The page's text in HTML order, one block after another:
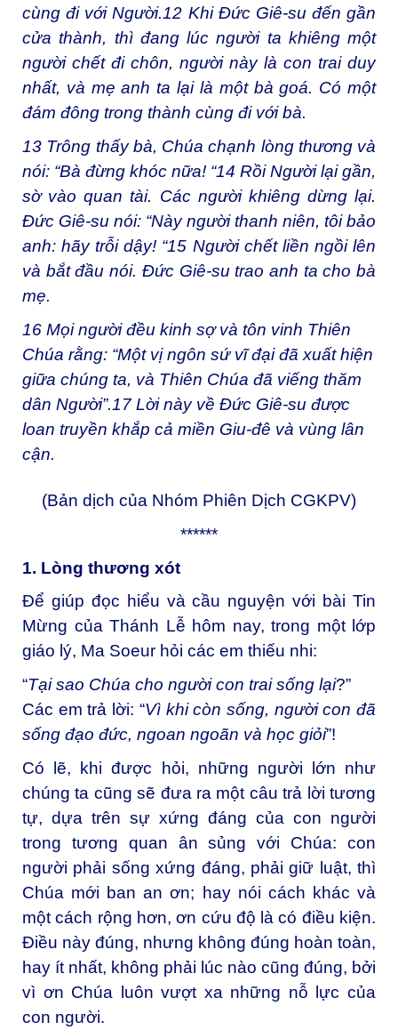
cùng đi với Người.12 Khi Đức Giê-su đến gần
cửa thành, thì đang lúc người ta khiêng một
người chết đi chôn, người này là con trai duy
nhất, và mẹ anh ta lại là một bà goá. Có một
đám đông trong thành cùng đi với bà.
13 Trông thấy bà, Chúa chạnh lòng thương và
nói: “Bà đừng khóc nữa! “14 Rồi Người lại gần,
sờ vào quan tài. Các người khiêng dừng lại.
Đức Giê-su nói: “Này người thanh niên, tôi bảo
anh: hãy trỗi dậy! “15 Người chết liền ngồi lên
và bắt đầu nói. Đức Giê-su trao anh ta cho bà
mẹ.
16 Mọi người đều kinh sợ và tôn vinh Thiên
Chúa rằng: “Một vị ngôn sứ vĩ đại đã xuất hiện
giữa chúng ta, và Thiên Chúa đã viếng thăm
dân Người”.17 Lời này về Đức Giê-su được
loan truyền khắp cả miền Giu-đê và vùng lân
cận.
(Bản dịch của Nhóm Phiên Dịch CGKPV)
******
1. Lòng thương xót
Để giúp đọc hiểu và cầu nguyện với bài Tin
Mừng của Thánh Lễ hôm nay, trong một lớp
giáo lý, Ma Soeur hỏi các em thiếu nhi:
“Tại sao Chúa cho người con trai sống lại?”
Các em trả lời: “Vì khi còn sống, người con đã
sống đạo đức, ngoan ngoãn và học giỏi”!
Có lẽ, khi được hỏi, những người lớn như
chúng ta cũng sẽ đưa ra một câu trả lời tương
tự, dựa trên sự xứng đáng của con người
trong tương quan ân sủng với Chúa: con
người phải sống xứng đáng, phải giữ luật, thì
Chúa mới ban an ơn; hay nói cách khác và
một cách rộng hơn, ơn cứu độ là có điều kiện.
Điều này đúng, nhưng không đúng hoàn toàn,
hay ít nhất, không phải lúc nào cũng đúng, bởi
vì ơn Chúa luôn vượt xa những nỗ lực của
con người.